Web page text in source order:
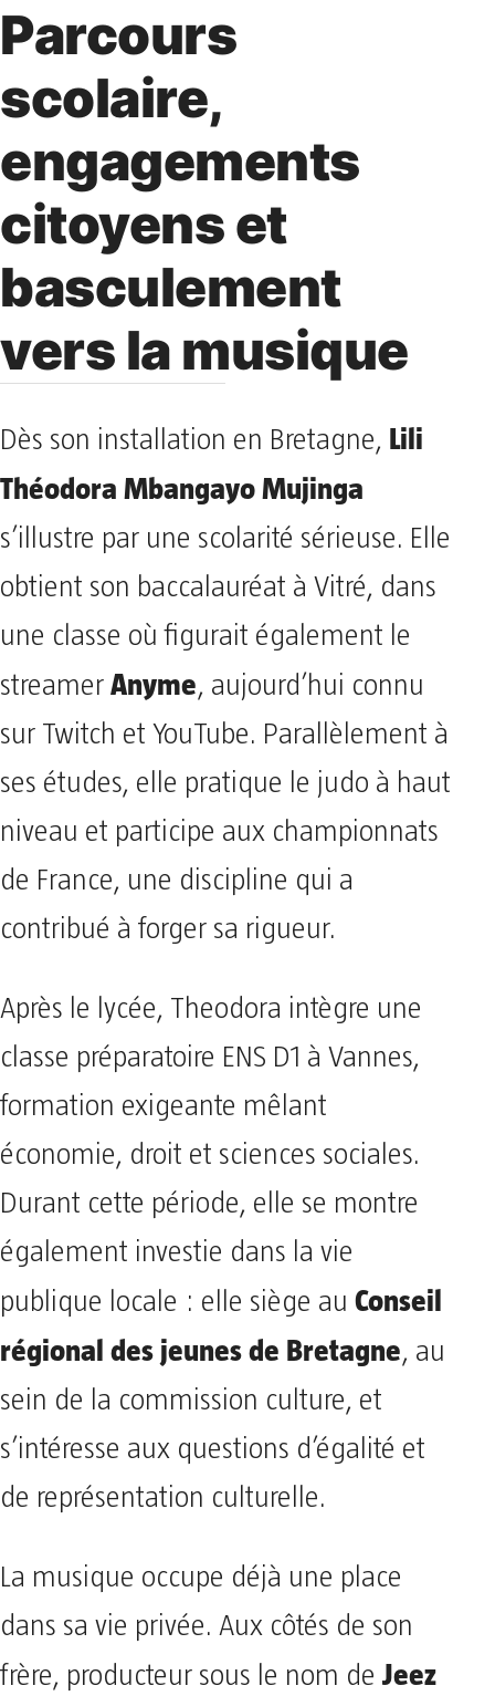
Parcours
scolaire,
engagements
citoyens et
basculement
vers la musique
Dès son installation en Bretagne, Lili
Théodora Mbangayo Mujinga
s’illustre par une scolarité sérieuse. Elle
obtient son baccalauréat à Vitré, dans
une classe où figurait également le
streamer Anyme, aujourd’hui connu
sur Twitch et YouTube. Parallèlement à
ses études, elle pratique le judo à haut
niveau et participe aux championnats
de France, une discipline qui a
contribué à forger sa rigueur.
Après le lycée, Theodora intègre une
classe préparatoire ENS D1 à Vannes,
formation exigeante mêlant
économie, droit et sciences sociales.
Durant cette période, elle se montre
également investie dans la vie
publique locale : elle siège au Conseil
régional des jeunes de Bretagne, au
sein de la commission culture, et
s’intéresse aux questions d’égalité et
de représentation culturelle.
La musique occupe déjà une place
dans sa vie privée. Aux côtés de son
frère, producteur sous le nom de Jeez